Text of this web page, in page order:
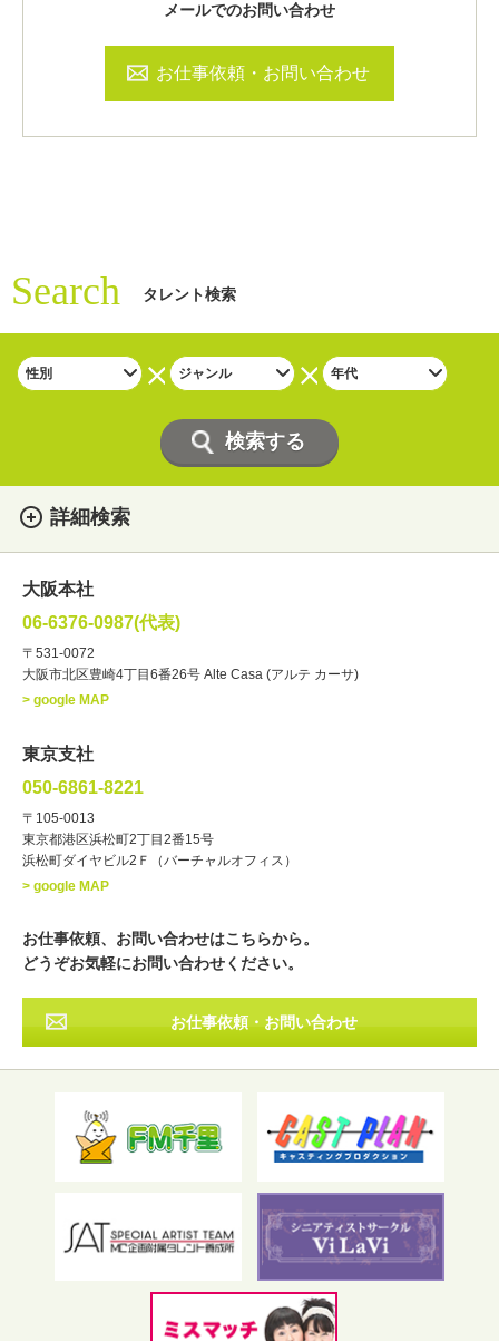
メールでのお問い合わせ
お仕事依頼・お問い合わせ
Search タレント検索
詳細検索
・性別
・ジャンル
ナレーター レポーター
・年齢
・出身地 北海道 東北
その他
フリーワード検索
大阪本社
06-6376-0987(代表)
〒531-0072
大阪市北区豊崎4丁目6番26号 Alte Casa (アルテ カーサ)
> google MAP
東京支社
050-6861-8221
〒105-0013
東京都港区浜松町2丁目2番15号
浜松町ダイヤビル2Ｆ（バーチャルオフィス）
> google MAP
お仕事依頼、お問い合わせはこちらから。
どうぞお気軽にお問い合わせください。
お仕事依頼・お問い合わせ